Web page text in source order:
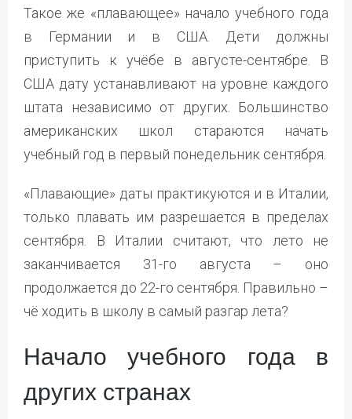
Такое же «плавающее» начало учебного года
в Германии и в США. Дети должны
приступить к учёбе в августе-сентябре. В
США дату устанавливают на уровне каждого
штата независимо от других. Большинство
американских школ стараются начать
учебный год в первый понедельник сентября.
«Плавающие» даты практикуются и в Италии,
только плавать им разрешается в пределах
сентября. В Италии считают, что лето не
заканчивается 31-го августа – оно
продолжается до 22-го сентября. Правильно –
чё ходить в школу в самый разгар лета?
Начало учебного года в
других странах